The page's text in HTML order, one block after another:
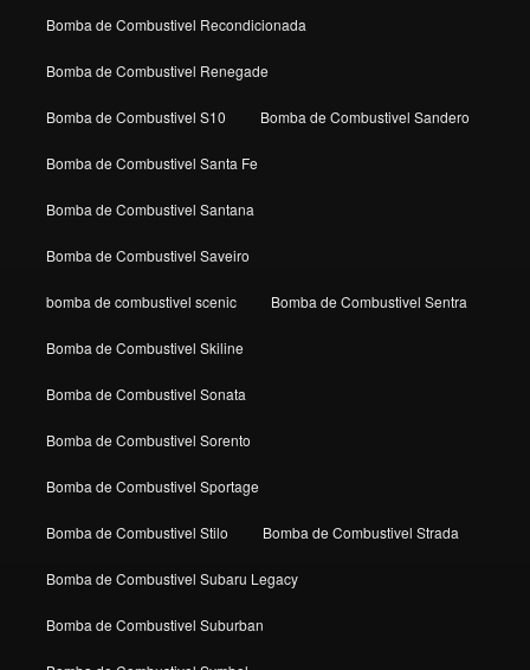
Bomba de Combustivel Recondicionada
Bomba de Combustivel Renegade
Bomba de Combustivel S10 Bomba de Combustivel Sandero
Bomba de Combustivel Santa Fe
Bomba de Combustivel Santana
Bomba de Combustivel Saveiro
bomba de combustivel scenic Bomba de Combustivel Sentra
Bomba de Combustivel Skiline
Bomba de Combustivel Sonata
Bomba de Combustivel Sorento
Bomba de Combustivel Sportage
Bomba de Combustivel Stilo Bomba de Combustivel Strada
Bomba de Combustivel Subaru Legacy
Bomba de Combustivel Suburban